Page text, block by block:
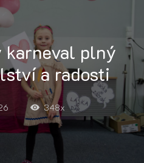
plný
a radosti
348x